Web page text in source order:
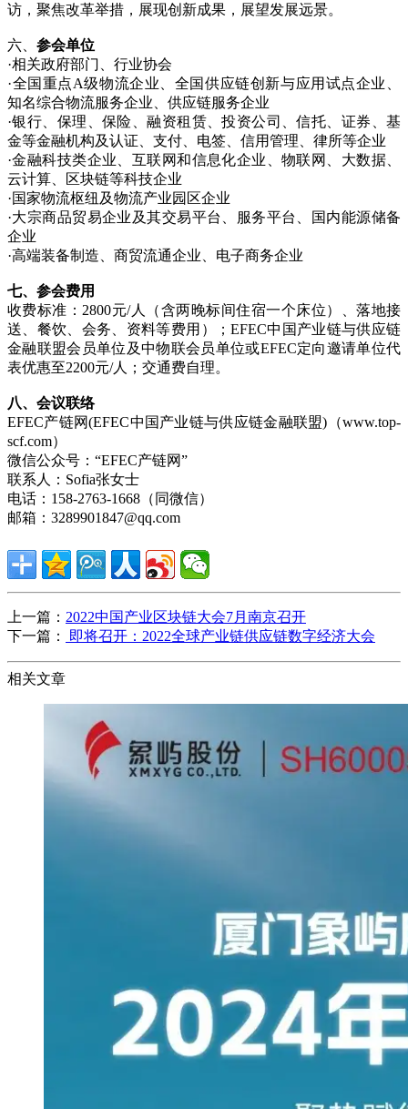
访，聚焦改革举措，展现创新成果，展望发展远景。
六、 参会单位
·相关政府部门、行业协会
·全国重点A级物流企业、全国供应链创新与应用试点企业、
知名综合物流服务企业、供应链服务企业
·银行、保理、保险、融资租赁、投资公司、信托、证券、基
金等金融机构及认证、支付、电签、信用管理、律所等企业
·金融科技类企业、互联网和信息化企业、物联网、大数据、
云计算、区块链等科技企业
·国家物流枢纽及物流产业园区企业
·大宗商品贸易企业及其交易平台、服务平台、国内能源储备
企业
·高端装备制造、商贸流通企业、电子商务企业
七、参会费用
收费标准：2800元/人（含两晚标间住宿一个床位）、落地接
送、餐饮、会务、资料等费用）；EFEC中国产业链与供应链
金融联盟会员单位及中物联会员单位或EFEC定向邀请单位代
表优惠至2200元/人；交通费自理。
八、 会议联络
EFEC产链网(EFEC中国产业链与供应链金融联盟)（www.top-
scf.com）
微信公众号：“EFEC产链网”
联系人：Sofia张女士
电话：158-2763-1668（同微信）
邮箱：3289901847@qq.com
上一篇： 2022中国产业区块链大会7月南京召开
下一篇：
即将召开：2022全球产业链供应链数字经济大会
相关文章